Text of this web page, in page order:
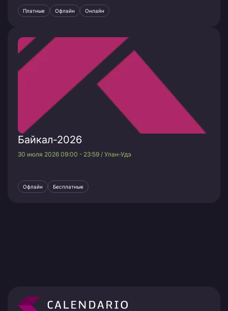
Платные Офлайн Онлайн
Байкал-2026
30 июля 2026 09:00 - 23:59 / Улан-Удэ
Офлайн Бесплатные